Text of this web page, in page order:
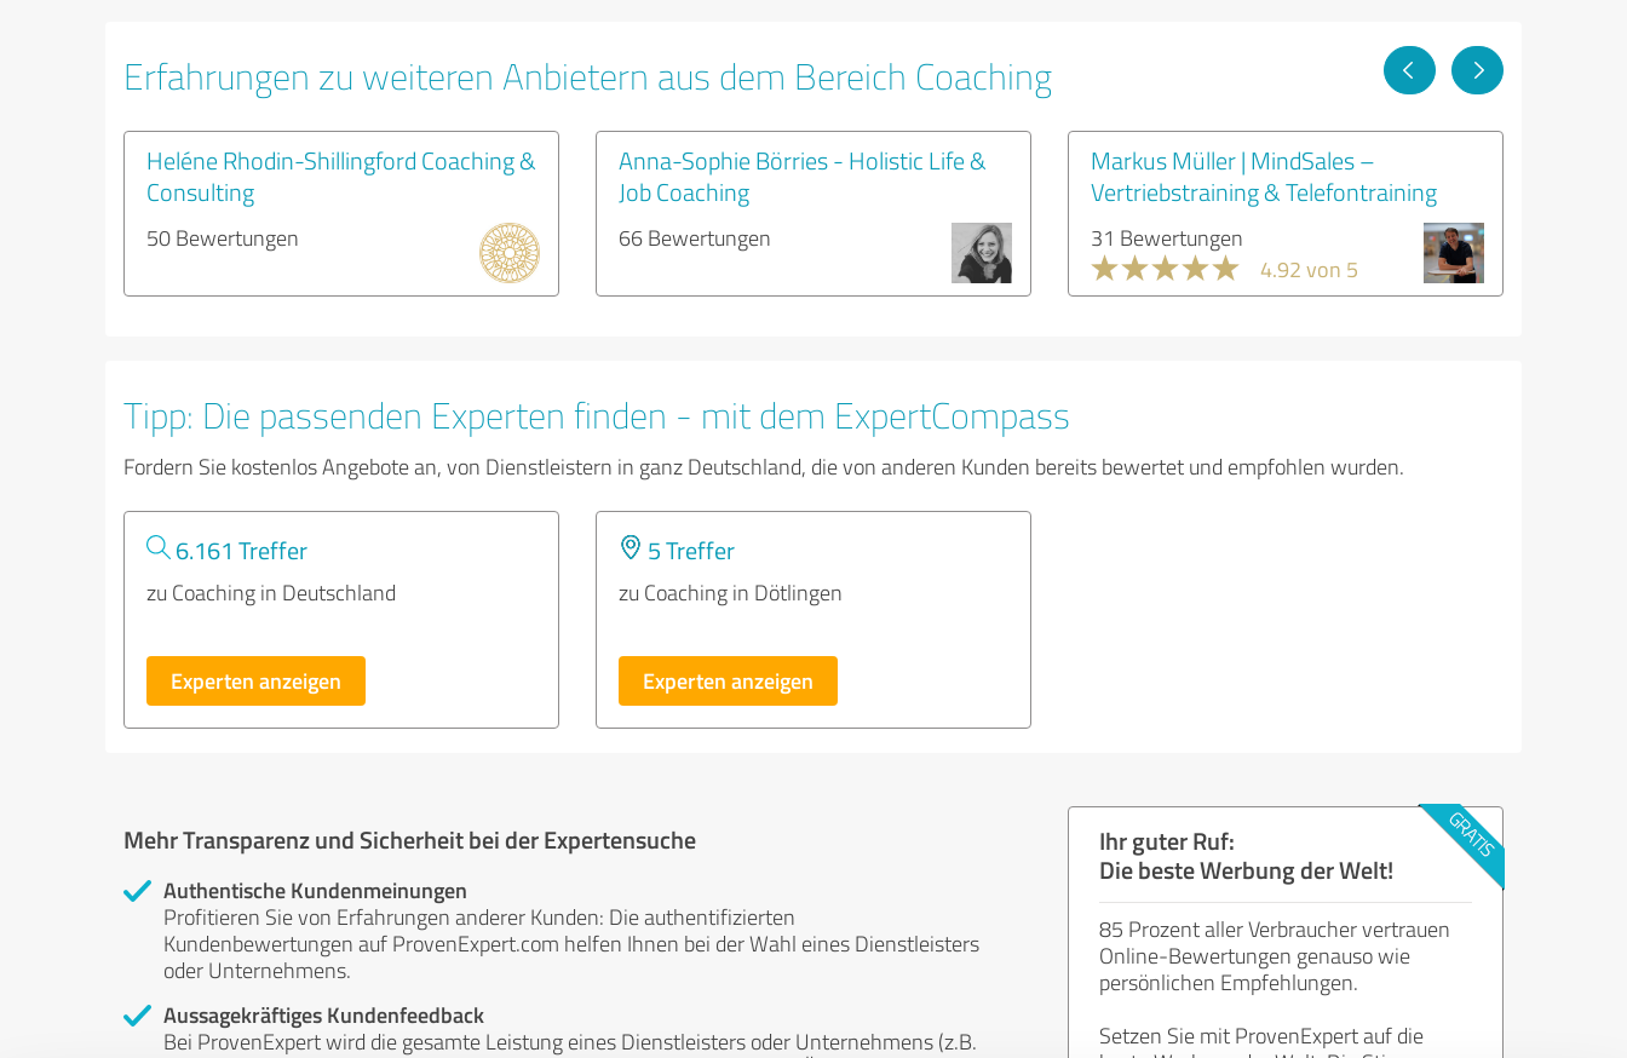
Erfahrungen zu weiteren Anbietern aus dem Bereich Coaching
Heléne Rhodin-Shillingford Coaching &
Consulting
50 Bewertungen
Anna-Sophie Börries - Holistic Life &
Job Coaching
66 Bewertungen
Markus Müller | MindSales –
Vertriebstraining & Telefontraining
31 Bewertungen
4.92 von 5
Tipp: Die passenden Experten finden - mit dem ExpertCompass
Fordern Sie kostenlos Angebote an, von Dienstleistern in ganz Deutschland, die von anderen Kunden bereits bewertet und empfohlen wurden.
6.161 Treffer
zu Coaching in Deutschland
Experten anzeigen
5 Treffer
zu Coaching in Dötlingen
Experten anzeigen
Mehr Transparenz und Sicherheit bei der Expertensuche
Authentische Kundenmeinungen
Profitieren Sie von Erfahrungen anderer Kunden: Die authentifizierten
Kundenbewertungen auf ProvenExpert.com helfen Ihnen bei der Wahl eines Dienstleisters
oder Unternehmens.
Aussagekräftiges Kundenfeedback
Bei ProvenExpert wird die gesamte Leistung eines Dienstleisters oder Unternehmens (z.B.
Ihr guter Ruf:
Die beste Werbung der Welt!
85 Prozent aller Verbraucher vertrauen
Online-Bewertungen genauso wie
persönlichen Empfehlungen.
Setzen Sie mit ProvenExpert auf die